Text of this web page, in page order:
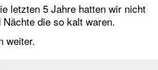
letzten 5 Jahre hatten wir nicht
die so kalt waren.
weiter.